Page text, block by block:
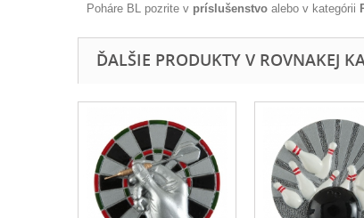
Poháre BL pozrite v príslušenstvo alebo v kategórii
ĎALŠIE PRODUKTY V ROVNAKEJ